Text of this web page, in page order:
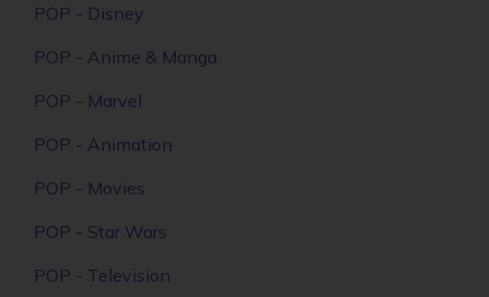
POP - Disney
POP - Anime & Manga
POP - Marvel
POP - Animation
POP - Movies
POP - Star Wars
POP - Television